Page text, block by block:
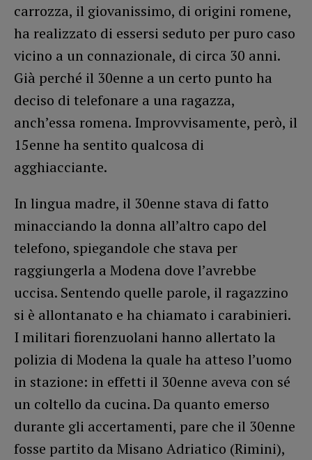
carrozza, il giovanissimo, di origini romene,
ha realizzato di essersi seduto per puro caso
vicino a un connazionale, di circa 30 anni.
Già perché il 30enne a un certo punto ha
deciso di telefonare a una ragazza,
anch’essa romena. Improvvisamente, però, il
15enne ha sentito qualcosa di
agghiacciante.
In lingua madre, il 30enne stava di fatto
minacciando la donna all’altro capo del
telefono, spiegandole che stava per
raggiungerla a Modena dove l’avrebbe
uccisa. Sentendo quelle parole, il ragazzino
si è allontanato e ha chiamato i carabinieri.
I militari fiorenzuolani hanno allertato la
polizia di Modena la quale ha atteso l’uomo
in stazione: in effetti il 30enne aveva con sé
un coltello da cucina. Da quanto emerso
durante gli accertamenti, pare che il 30enne
fosse partito da Misano Adriatico (Rimini),